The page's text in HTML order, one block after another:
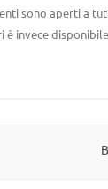
sono aperti a
è invece